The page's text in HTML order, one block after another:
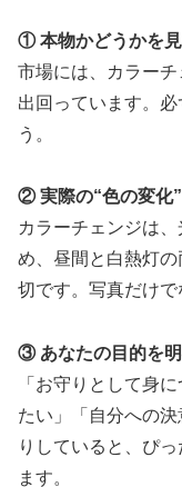
① 本物かどうかを見
市場には、カラー
出回っています。
う。
② 実際の“色の変化
カラーチェンジは
め、昼間と白熱灯
切です。写真だけで
③ あなたの目的を
「お守りとして身
たい」「自分への
りしていると、ぴ
ます。